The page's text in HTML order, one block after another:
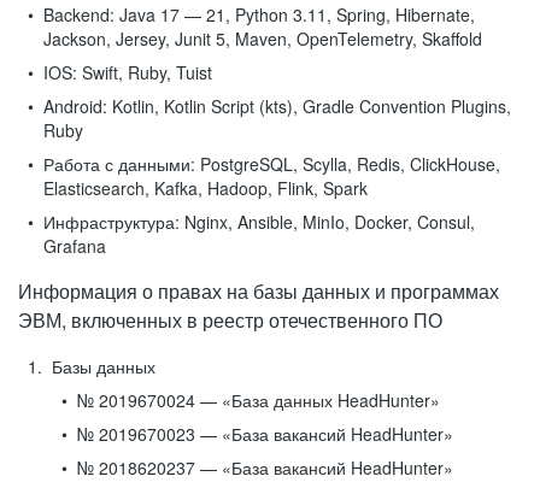
Backend: Java 17 — 21, Python 3.11, Spring, Hibernate,
Jackson, Jersey, Junit 5, Maven, OpenTelemetry, Skaffold
IOS: Swift, Ruby, Tuist
Android: Kotlin, Kotlin Script (kts), Gradle Convention Plugins,
Ruby
Работа с данными: PostgreSQL, Scylla, Redis, ClickHouse,
Elasticsearch, Kafka, Hadoop, Flink, Spark
Инфраструктура: Nginx, Ansible, MinIo, Docker, Consul,
Grafana
Информация о правах на базы данных и программах
ЭВМ, включенных в реестр отечественного ПО
Базы данных
№ 2019670024 — «База данных HeadHunter»
№ 2019670023 — «База вакансий HeadHunter»
№ 2018620237 — «База вакансий HeadHunter»